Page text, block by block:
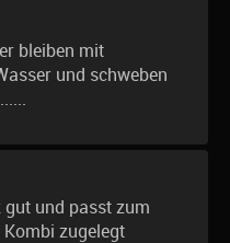
bleiben mit
und schweben
gut und passt zum
zugelegt